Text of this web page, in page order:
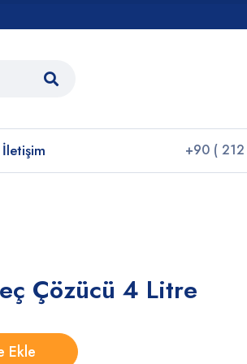
İletişim +90 (
Çözücü 4 Litre
Ekle